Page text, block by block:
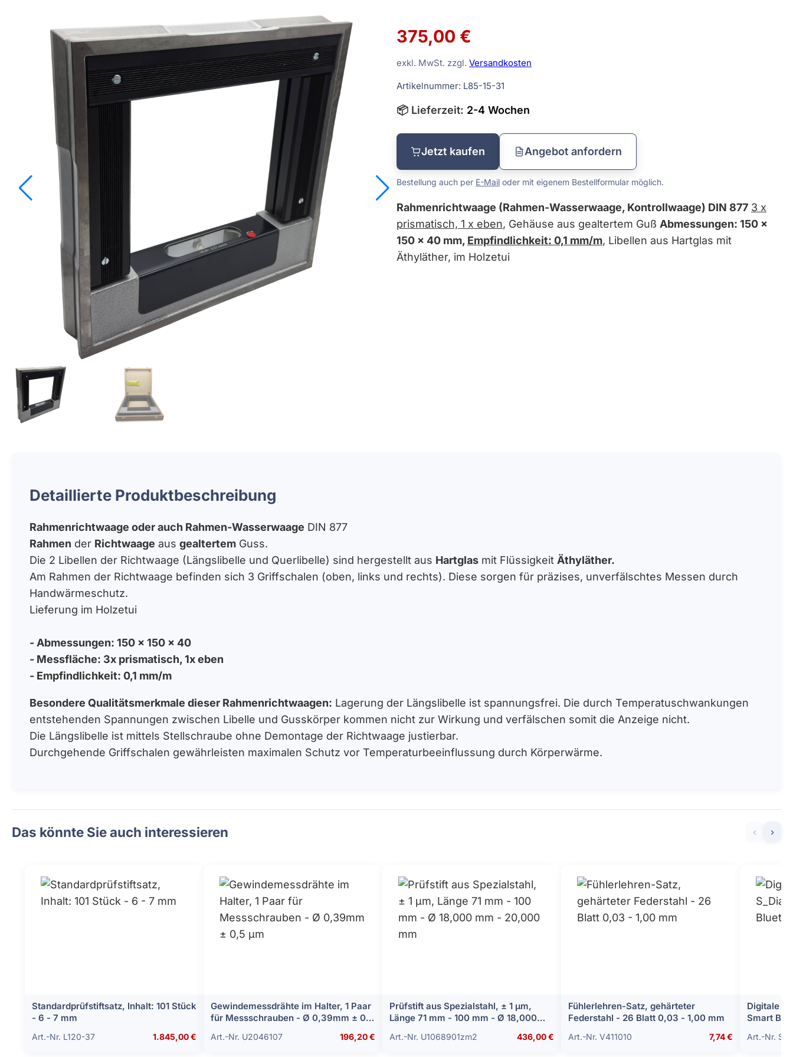
Einstellmaße
Feintaster
Höhenmess- und Anreißgeräte
Innenmessgeräte
Messtische
Messuhren
Messzeug-Sätze
Parallelendmaße
Vergleichsmessgeräte
Waagen
Winkelmessgeräte
375,00 €
exkl. MwSt. zzgl. Versandkosten
Artikelnummer: L85-15-31
📦 Lieferzeit: 2-4 Wochen
Jetzt kaufen Angebot anfordern
Bestellung auch per E-Mail oder mit eigenem Bestellformular möglich.
Rahmenrichtwaage (Rahmen-Wasserwaage, Kontrollwaage) DIN 877 3 x
prismatisch, 1 x eben, Gehäuse aus gealtertem Guß Abmessungen: 150 x
150 x 40 mm, Empfindlichkeit: 0,1 mm/m, Libellen aus Hartglas mit
Äthyläther, im Holzetui
Detaillierte Produktbeschreibung
Rahmenrichtwaage oder auch Rahmen-Wasserwaage DIN 877
Rahmen der Richtwaage aus gealtertem Guss.
Die 2 Libellen der Richtwaage (Längslibelle und Querlibelle) sind hergestellt aus Hartglas mit Flüssigkeit Äthyläther.
Am Rahmen der Richtwaage befinden sich 3 Griffschalen (oben, links und rechts). Diese sorgen für präzises, unverfälschtes Messen durch
Handwärmeschutz.
Lieferung im Holzetui
- Abmessungen: 150 x 150 x 40
- Messfläche: 3x prismatisch, 1x eben
- Empfindlichkeit: 0,1 mm/m
Besondere Qualitätsmerkmale dieser Rahmenrichtwaagen: Lagerung der Längslibelle ist spannungsfrei. Die durch Temperatuschwankungen
entstehenden Spannungen zwischen Libelle und Gusskörper kommen nicht zur Wirkung und verfälschen somit die Anzeige nicht.
Die Längslibelle ist mittels Stellschraube ohne Demontage der Richtwaage justierbar.
Durchgehende Griffschalen gewährleisten maximalen Schutz vor Temperaturbeeinflussung durch Körperwärme.
Das könnte Sie auch interessieren ‹ ›
Standardprüfstiftsatz, Inhalt: 101 Stück
- 6 - 7 mm
Art.-Nr. L120-37 1.845,00 €
Gewindemessdrähte im Halter, 1 Paar
für Messschrauben - Ø 0,39mm ± 0,5
Art.-Nr. U2046107 196,20 €
Prüfstift aus Spezialstahl, ± 1 µm,
Länge 71 mm - 100 mm - Ø 18,000
Art.-Nr. U1068901zm2 436,00 €
Fühlerlehren-Satz, gehärteter
Federstahl - 26 Blatt 0,03 - 1,00 mm
Art.-Nr. V411010 7,74 €
Digitale
Smart
Art.-Nr.